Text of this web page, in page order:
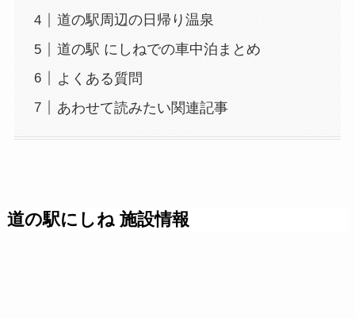
道の駅周辺の日帰り温泉
道の駅 にしねでの車中泊まとめ
よくある質問
あわせて読みたい関連記事
道の駅にしね 施設情報